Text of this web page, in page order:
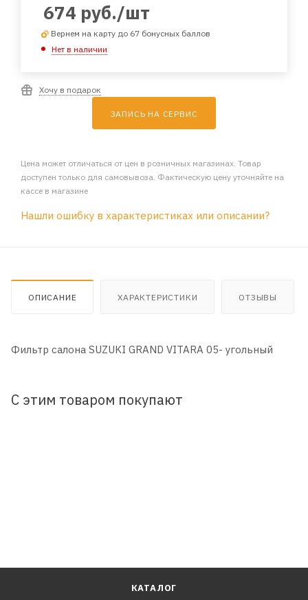
674 руб./шт
Вернем на карту до 67 бонусных баллов
Нет в наличии
Хочу в подарок
ЗАПИСЬ НА СЕРВИС
Цена может отличаться от цен в розничных магазинах. Товар
доступен только для самовывоза. Фактическую цену уточняйте на
кассе в магазине
Нашли ошибку в характеристиках или описании?
ОПИСАНИЕ ХАРАКТЕРИСТИКИ ОТЗЫВЫ
Фильтр салона SUZUKI GRAND VITARA 05- угольный
С этим товаром покупают
КАТАЛОГ